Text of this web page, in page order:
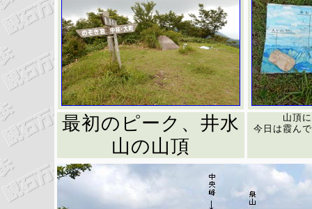
最初のピーク、井水
山の山頂
山頂
今日は霞ん